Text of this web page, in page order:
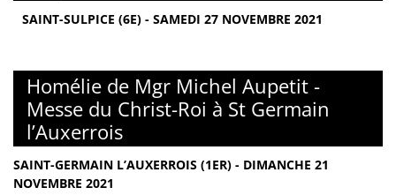
SAINT-SULPICE (6E) - SAMEDI 27 NOVEMBRE 2021
Homélie de Mgr Michel Aupetit -
Messe du Christ-Roi à St Germain
l’Auxerrois
SAINT-GERMAIN L’AUXERROIS (1ER) - DIMANCHE 21
NOVEMBRE 2021